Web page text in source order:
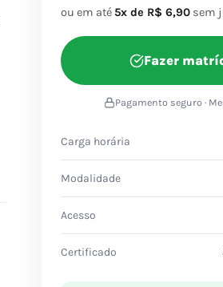
ou em até 5x de R$ 6,90 sem
Fazer
Pagamento seguro ·
Carga horária
Modalidade
Acesso
Certificado